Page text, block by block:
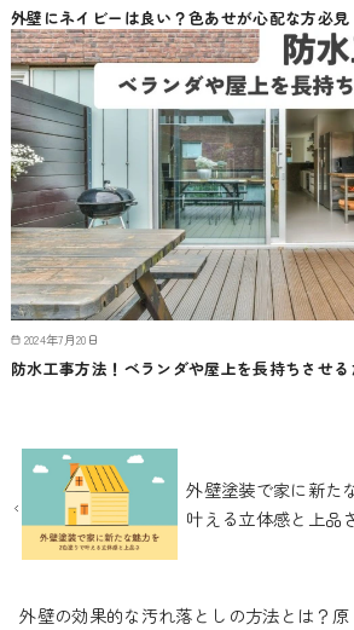
外壁にネイビーは良い？色あせが心配な方必見
2024年7月20日
防水工事方法！ベランダや屋上を長持ちさせ
外壁塗装で家に新た
叶える立体感と上品
外壁の効果的な汚れ落としの方法とは？原